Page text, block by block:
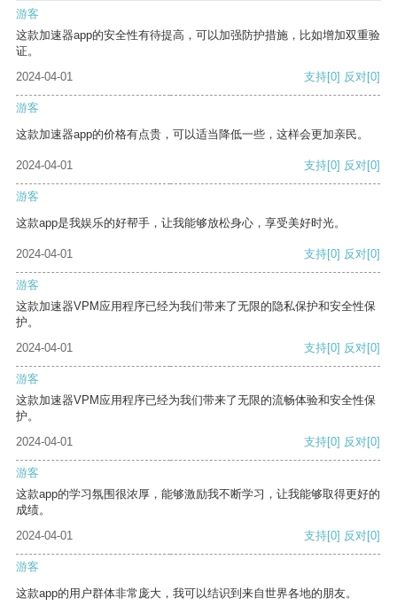
游客
这款加速器app的安全性有待提高，可以加强防护措施，比如增加双重验
证。
2024-04-01
支持[0] 反对[0]
游客
这款加速器app的价格有点贵，可以适当降低一些，这样会更加亲民。
2024-04-01 支持[0] 反对[0]
游客
这款app是我娱乐的好帮手，让我能够放松身心，享受美好时光。
2024-04-01 支持[0] 反对[0]
游客
这款加速器VPM应用程序已经为我们带来了无限的隐私保护和安全性保
护。
2024-04-01
支持[0] 反对[0]
游客
这款加速器VPM应用程序已经为我们带来了无限的流畅体验和安全性保
护。
2024-04-01
支持[0] 反对[0]
游客
这款app的学习氛围很浓厚，能够激励我不断学习，让我能够取得更好的
成绩。
2024-04-01
支持[0] 反对[0]
游客
这款app的用户群体非常庞大，我可以结识到来自世界各地的朋友。